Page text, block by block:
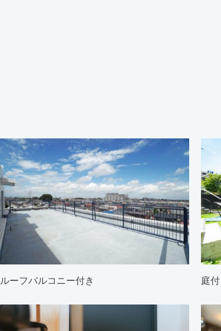
ルーフバルコニー付き 庭付